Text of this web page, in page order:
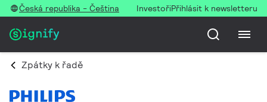
Česká republika - Čeština InvestořiPřihlásit k newsletteru
Zpátky k řadě